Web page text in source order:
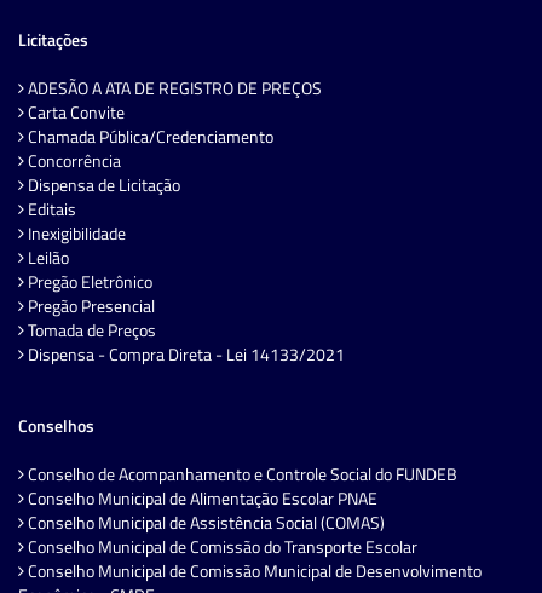
Licitações
ADESÃO A ATA DE REGISTRO DE PREÇOS
Carta Convite
Chamada Pública/Credenciamento
Concorrência
Dispensa de Licitação
Editais
Inexigibilidade
Leilão
Pregão Eletrônico
Pregão Presencial
Tomada de Preços
Dispensa - Compra Direta - Lei 14133/2021
Conselhos
Conselho de Acompanhamento e Controle Social do FUNDEB
Conselho Municipal de Alimentação Escolar PNAE
Conselho Municipal de Assistência Social (COMAS)
Conselho Municipal de Comissão do Transporte Escolar
Conselho Municipal de Comissão Municipal de Desenvolvimento